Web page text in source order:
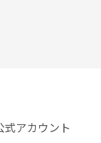
式アカウント